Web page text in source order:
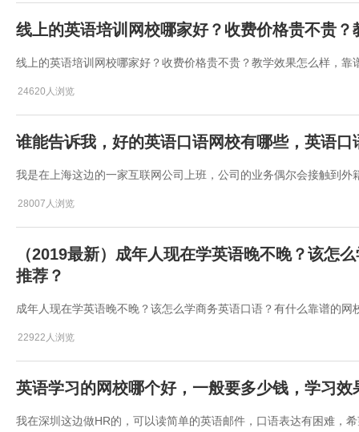
线上的英语培训网校哪家好？收费价格贵不贵
线上的英语培训网校哪家好？收费价格贵不贵？教学效果怎么样，靠
24620人浏览
谁能告诉我，好的英语口语网校有哪些，英语
我是在上海这边的一家互联网公司上班，公司的业务偶尔会接触到
28007人浏览
（2019最新）成年人现在学英语晚不晚？该怎
推荐？
成年人现在学英语晚不晚？该怎么学商务英语口语？有什么靠谱的网
22922人浏览
英语学习的网校哪个好，一般要多少钱，学习效
我在深圳这边做HR的，可以读简单的英语邮件，口语表达有困难，